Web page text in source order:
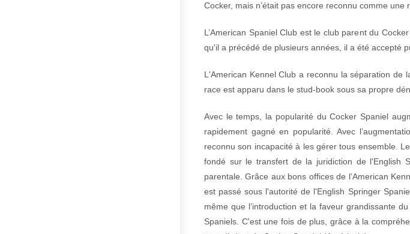
Cocker, mais n’était pas encore reconnu comme une
L’American Spaniel Club est le club parent du
qu'il a précédé de plusieurs années, il a été accepté
L'American Kennel Club a reconnu la séparation
race est apparu dans le stud-book sous sa propre
Avec le temps, la popularité du Cocker Spaniel
rapidement gagné en popularité. Avec
reconnu son incapacité à les gérer tous ensemble.
fondé sur le transfert de la juridiction de l'English
parentale. Grâce aux bons offices de l’American
est passé sous l'autorité de l'English Springer
même que l’introduction et la faveur grandissante
Spaniels. C'est une fois de plus, grâce à la